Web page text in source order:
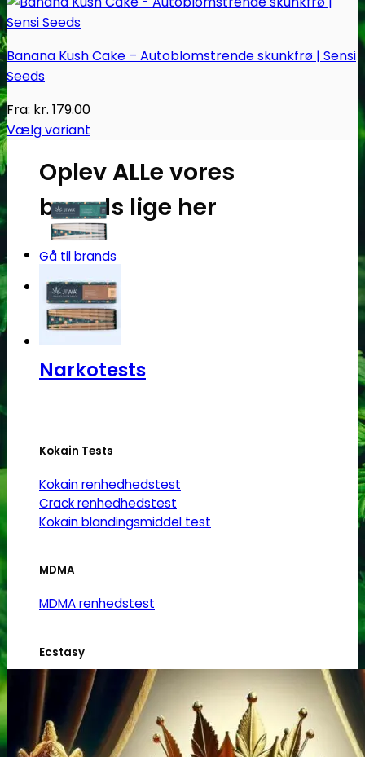
Oplev ALLe vores
brands lige her
Gå til brands
Narkotests
Narkotests
Kokain Tests
Kokain renhedhedstest
Crack renhedhedstest
Kokain blandingsmiddel test
MDMA
MDMA renhedstest
Ecstasy
Ecstasy renhedstest
Heroin
Banana Kush Cake – Autoblomstrende skunkfrø | Sensi
Seeds
Fra: kr. 179.00
Vælg variant
Dette
vare
flere
varianter.
Mulighederne
kan
vælges
på
varesiden